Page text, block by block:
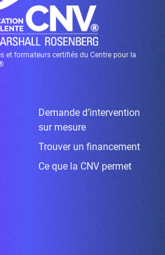
et formateurs certifiés du Centre pour la
Demande d’intervention
sur mesure
Trouver un financement
Ce que la CNV permet